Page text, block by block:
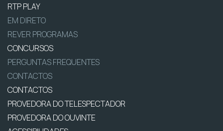
RTP PLAY
EM DIRETO
REVER PROGRAMAS
CONCURSOS
PERGUNTAS FREQUENTES
CONTACTOS
CONTACTOS
PROVEDORA DO TELESPECTADOR
PROVEDORA DO OUVINTE